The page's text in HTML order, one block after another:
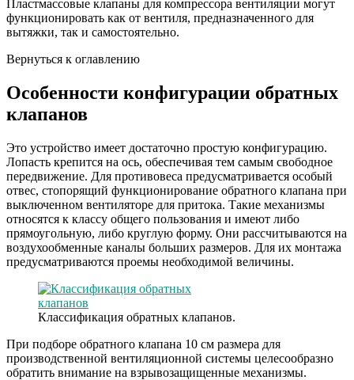
Пластмассовые клапаны для компрессора вентиляции могут
функционировать как от вентиля, предназначенного для
вытяжки, так и самостоятельно.
Вернуться к оглавлению
Особенности конфигурации обратных
клапанов
Это устройство имеет достаточно простую конфигурацию.
Лопасть крепится на ось, обеспечивая тем самым свободное
передвижение. Для противовеса предусматривается особый
отвес, стопорящий функционирование обратного клапана при
выключенном вентиляторе для притока. Такие механизмы
относятся к классу общего пользования и имеют либо
прямоугольную, либо круглую форму. Они рассчитываются на
воздухообменные каналы больших размеров. Для их монтажа
предусматриваются проемы необходимой величины.
Классификация обратных клапанов.
При подборе обратного клапана 10 см размера для
производственной вентиляционной системы целесообразно
обратить внимание на взрывозащищенные механизмы.